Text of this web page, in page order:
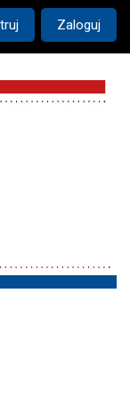
language is:
Zaloguj